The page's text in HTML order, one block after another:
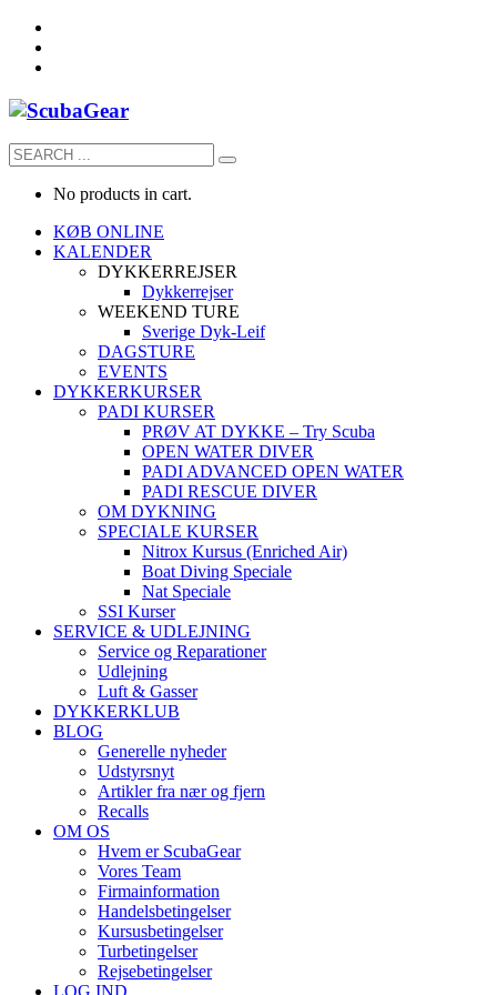
No products in cart.
KØB ONLINE
KALENDER
DYKKERREJSER
Dykkerrejser
WEEKEND TURE
Sverige Dyk-Leif
DAGSTURE
EVENTS
DYKKERKURSER
PADI KURSER
PRØV AT DYKKE – Try Scuba
OPEN WATER DIVER
PADI ADVANCED OPEN WATER
PADI RESCUE DIVER
OM DYKNING
SPECIALE KURSER
Nitrox Kursus (Enriched Air)
Boat Diving Speciale
Nat Speciale
SSI Kurser
SERVICE & UDLEJNING
Service og Reparationer
Udlejning
Luft & Gasser
DYKKERKLUB
BLOG
Generelle nyheder
Udstyrsnyt
Artikler fra nær og fjern
Recalls
OM OS
Hvem er ScubaGear
Vores Team
Firmainformation
Handelsbetingelser
Kursusbetingelser
Turbetingelser
Rejsebetingelser